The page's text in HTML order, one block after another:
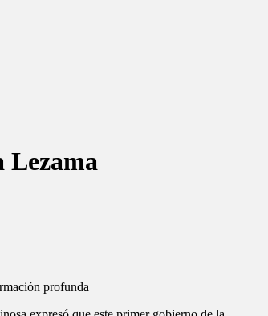
Lezama
profunda